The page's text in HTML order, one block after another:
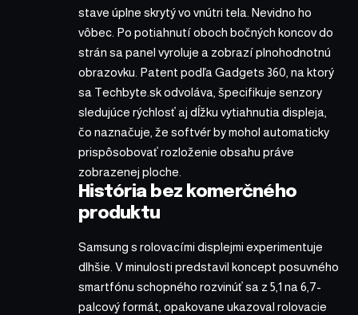
stave úplne skrytý vo vnútri tela. Nevidno ho
vôbec. Po potiahnutí oboch bočných koncov do
strán sa panel vyroluje a zobrazí plnohodnotnú
obrazovku. Patent podľa Gadgets 360, na ktorý
sa Techbyte.sk odvoláva, špecifikuje senzory
sledujúce rýchlosť aj dĺžku vytiahnutia displeja,
čo naznačuje, že softvér by mohol automaticky
prispôsobovať rozloženie obsahu práve
zobrazenej ploche.
História bez komerčného
produktu
Samsung s rolovacími displejmi experimentuje
dlhšie. V minulosti predstavil koncept posuvného
smartfónu schopného rozvinúť sa z 5,1 na 6,7-
palcový formát, opakovane ukazoval rolovacie